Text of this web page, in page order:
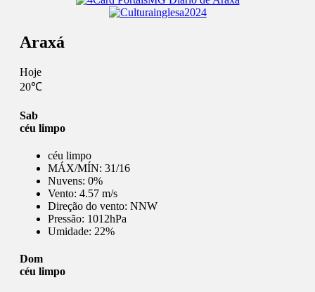
Araxá
Hoje
20℃
Sab
céu limpo
céu limpo
MÁX/MÍN: 31/16
Nuvens: 0%
Vento: 4.57 m/s
Direção do vento: NNW
Pressão: 1012hPa
Umidade: 22%
Dom
céu limpo